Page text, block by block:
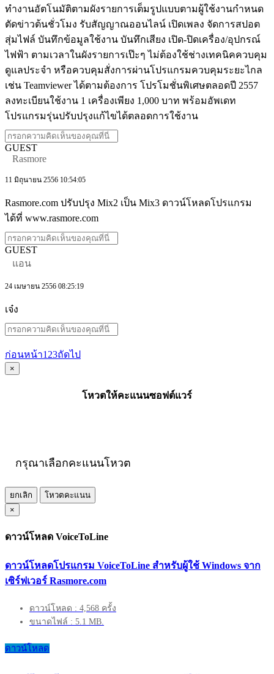
ทำงานอัตโนมัติตามผังรายการเต็มรูปแบบตามผู้ใช้งานกำหนด
ตัดข่าวต้นชั่วโมง รับสัญญาณออนไลน์ เปิดเพลง จัดการสปอต
สุ่มไฟล์ บันทึกข้อมูลใช้งาน บันทึกเสียง เปิด-ปิดเครื่อง/อุปกรณ์
ไฟฟ้า ตามเวลาในผังรายการเป๊ะๆ ไม่ต้องใช้ช่างเทคนิคควบคุม
ดูแลประจำ หรือควบคุมสั่งการผ่านโปรแกรมควบคุมระยะไกล
เช่น Teamviewer ได้ตามต้องการ โปรโมชั่นพิเศษตลอดปี 2557
ลงทะเบียนใช้งาน 1 เครื่องเพียง 1,000 บาท พร้อมอัพเดท
โปรแกรมรุ่นปรับปรุงแก้ไขได้ตลอดการใช้งาน
GUEST
Rasmore
11 มิถุนายน 2556 10:54:05
Rasmore.com ปรับปรุง Mix2 เป็น Mix3 ดาวน์โหลดโปรแกรม
ได้ที่ www.rasmore.com
GUEST
แอน
24 เมษายน 2556 08:25:19
เจ๋ง
ก่อนหน้า1 23ถัดไป
×
โหวตให้คะแนนซอฟต์แวร์
กรุณาเลือกคะแนนโหวต
ยกเลิก
โหวตคะแนน
×
ดาวน์โหลด VoiceToLine
ดาวน์โหลดโปรแกรม VoiceToLine สำหรับผู้ใช้ Windows จาก
เซิร์ฟเวอร์ Rasmore.com
ดาวน์โหลด : 4,568 ครั้ง
ขนาดไฟล์ : 5.1 MB.
ดาวน์โหลด